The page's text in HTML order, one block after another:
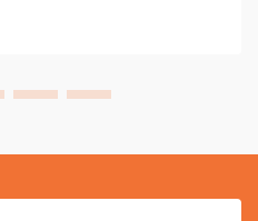
czy produkcją
wpływa...